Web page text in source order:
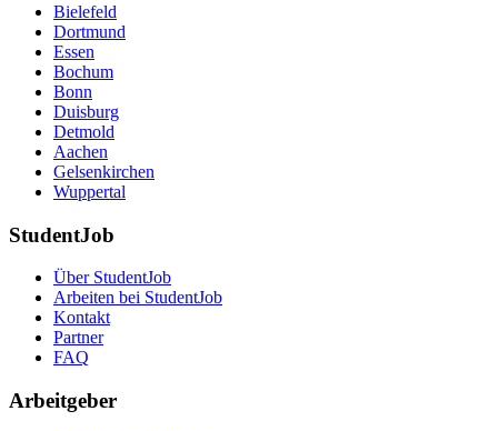
Bielefeld
Dortmund
Essen
Bochum
Bonn
Duisburg
Detmold
Aachen
Gelsenkirchen
Wuppertal
StudentJob
Über StudentJob
Arbeiten bei StudentJob
Kontakt
Partner
FAQ
Arbeitgeber